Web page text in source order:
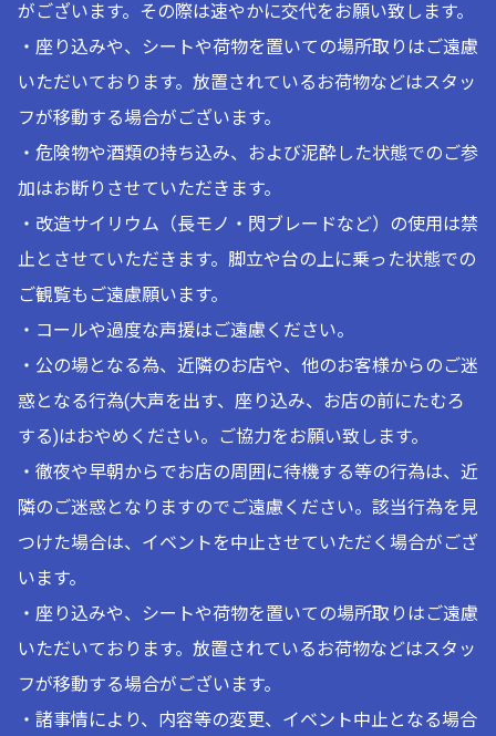
がございます。その際は速やかに交代をお願い致します。
・座り込みや、シートや荷物を置いての場所取りはご遠慮
いただいております。放置されているお荷物などはスタッ
フが移動する場合がございます。
・危険物や酒類の持ち込み、および泥酔した状態でのご参
加はお断りさせていただきます。
・改造サイリウム（長モノ・閃ブレードなど）の使用は禁
止とさせていただきます。脚立や台の上に乗った状態での
ご観覧もご遠慮願います。
・コールや過度な声援はご遠慮ください。
・公の場となる為、近隣のお店や、他のお客様からのご迷
惑となる行為(大声を出す、座り込み、お店の前にたむろ
する)はおやめください。ご協力をお願い致します。
・徹夜や早朝からでお店の周囲に待機する等の行為は、近
隣のご迷惑となりますのでご遠慮ください。該当行為を見
つけた場合は、イベントを中止させていただく場合がござ
います。
・座り込みや、シートや荷物を置いての場所取りはご遠慮
いただいております。放置されているお荷物などはスタッ
フが移動する場合がございます。
・諸事情により、内容等の変更、イベント中止となる場合